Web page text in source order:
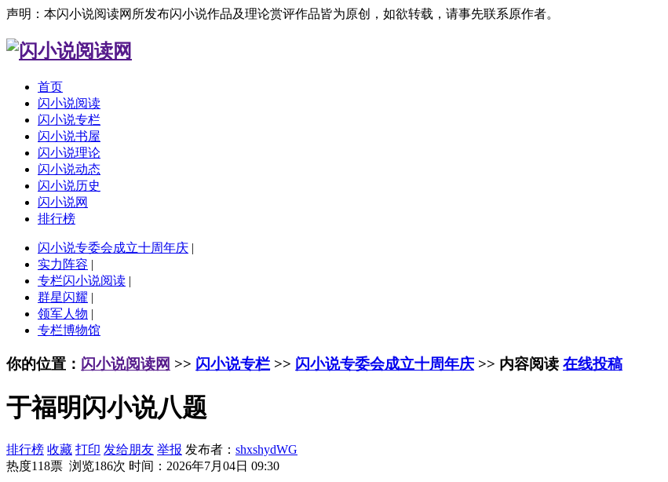
声明：本闪小说阅读网所发布闪小说作品及理论赏评作品皆为原创，如欲转载，请事先联系原作者。
首页
闪小说阅读
闪小说专栏
闪小说书屋
闪小说理论
闪小说动态
闪小说历史
闪小说网
排行榜
闪小说专委会成立十周年庆 |
实力阵容 |
专栏闪小说阅读 |
群星闪耀 |
领军人物 |
专栏博物馆
你的位置： 闪小说阅读网 >> 闪小说专栏 >> 闪小说专委会成立十周年庆 >> 内容阅读 在线投稿
于福明闪小说八题
排行榜 收藏 打印 发给朋友 举报 发布者： shxshydWG
热度118票 浏览186次 时间：2026年7月04日 09:30